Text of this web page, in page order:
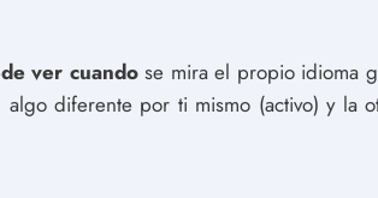
ver cuandose mira el propio idioma
diferente por ti mismo (activo) y la